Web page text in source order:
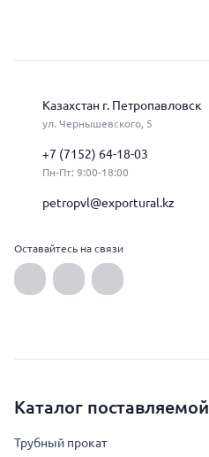
Казахстан г. Петропавловск
ул. Чернышевского, 5
+7 (7152) 64-18-03
Пн-Пт: 9:00-18:00
petropvl@exportural.kz
Оставайтесь на связи
Каталог
Трубный прокат